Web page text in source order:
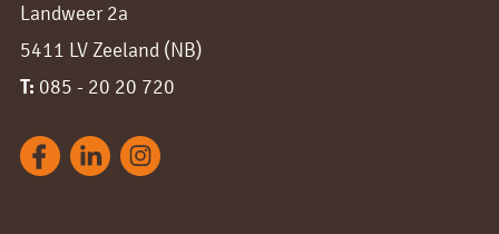
Landweer 2a
5411 LV Zeeland (NB)
T: 085 - 20 20 720